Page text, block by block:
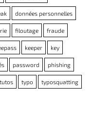
données personnelles
filoutage fraude
keeper key
password phishing
tutos typo typosquatting